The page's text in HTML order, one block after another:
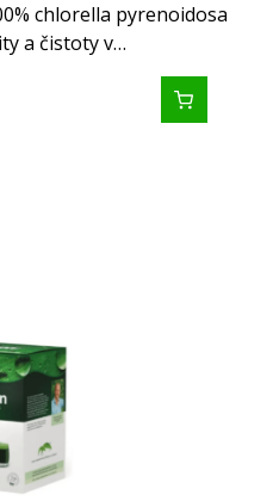
chlorella pyrenoidosa
a čistoty v…